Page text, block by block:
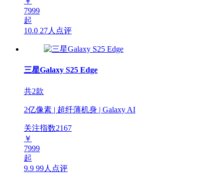
7999
起
10.0 27人点评
三星Galaxy S25 Edge
共2款
2亿像素 | 超纤薄机身 | Galaxy AI
关注指数2167
￥
7999
起
9.9 99人点评